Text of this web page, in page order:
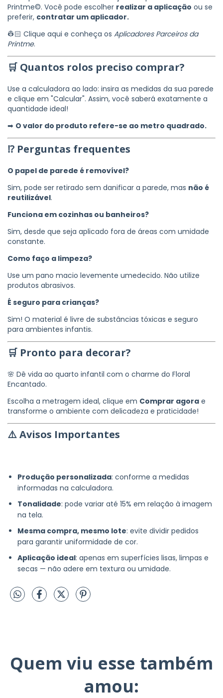
Printme©. Você pode escolher realizar a aplicação ou se
preferir, contratar um aplicador.
👷🏻 Clique aqui e conheça os Aplicadores Parceiros da
Printme.
🛒 Quantos rolos preciso comprar?
Use a calculadora ao lado: insira as medidas da sua parede
e clique em "Calcular". Assim, você saberá exatamente a
quantidade ideal!
➡ O valor do produto refere-se ao metro quadrado.
⁉ Perguntas frequentes
O papel de parede é removível?
Sim, pode ser retirado sem danificar a parede, mas não é
reutilizável.
Funciona em cozinhas ou banheiros?
Sim, desde que seja aplicado fora de áreas com umidade
constante.
Como faço a limpeza?
Use um pano macio levemente umedecido. Não utilize
produtos abrasivos.
É seguro para crianças?
Sim! O material é livre de substâncias tóxicas e seguro
para ambientes infantis.
🛒 Pronto para decorar?
🌸 Dê vida ao quarto infantil com o charme do Floral
Encantado.
Escolha a metragem ideal, clique em Comprar agora e
transforme o ambiente com delicadeza e praticidade!
⚠️ Avisos Importantes
Produção personalizada: conforme a medidas
informadas na calculadora.
Tonalidade: pode variar até 15% em relação à imagem
na tela.
Mesma compra, mesmo lote: evite dividir pedidos
para garantir uniformidade de cor.
Aplicação ideal: apenas em superfícies lisas, limpas e
secas — não adere em textura ou umidade.
Quem viu esse também
amou: